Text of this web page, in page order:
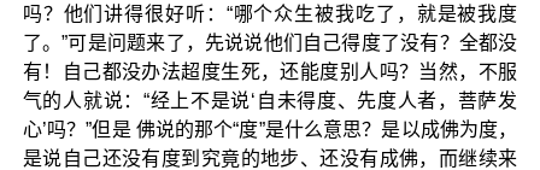
吗？他们讲得很好听：“哪个众生被我吃了，就是被我度
了。”可是问题来了，先说说他们自己得度了没有？全都没
有！自己都没办法超度生死，还能度别人吗？当然，不服
气的人就说：“经上不是说‘自未得度、先度人者，菩萨发
心’吗？”但是 佛说的那个“度”是什么意思？是以成佛为度，
是说自己还没有度到究竟的地步、还没有成佛，而继续来